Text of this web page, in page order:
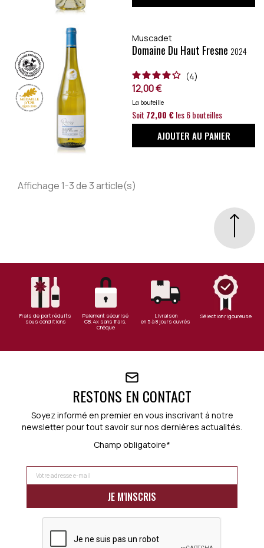
Muscadet
Domaine Du Haut Fresne 2024
4
12,00 €
La bouteille
Soit 72,00 €les 6 bouteilles
AJOUTER AU PANIER
Affichage 1-3 de 3 article(s)
Frais de port réduits
sous conditions
Paiement sécurisé
CB, 4x sans frais,
Chèque
Livraison
en 5 à 8 jours ouvrés
Sélection rigoureuse
RESTONS EN CONTACT
Soyez informé en premier en vous inscrivant à notre
newsletter pour tout savoir sur nos dernières actualités.
Champ obligatoire*